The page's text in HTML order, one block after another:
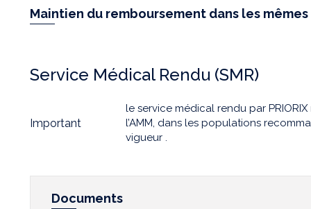
Maintien du remboursement dans les
Service Médical Rendu (SMR)
Important
le service médical rendu par
l’AMM, dans les populations
vigueur .
Documents